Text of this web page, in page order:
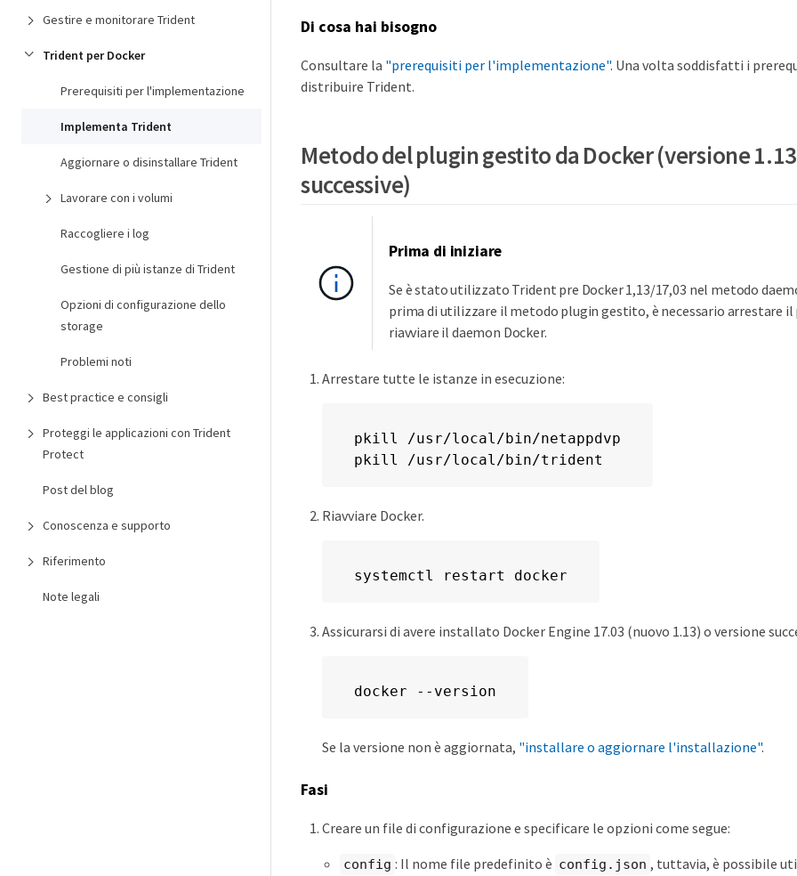
Gestire e monitorare Trident
Trident per Docker
Prerequisiti per l'implementazione
Implementa Trident
Aggiornare o disinstallare Trident
Lavorare con i volumi
Raccogliere i log
Gestione di più istanze di Trident
Opzioni di configurazione dello
storage
Problemi noti
Best practice e consigli
Proteggi le applicazioni con Trident
Protect
Post del blog
Conoscenza e supporto
Riferimento
Note legali
Di cosa hai bisogno
Consultare la "prerequisiti per l'implementazione". Una volta soddisfatti i
distribuire Trident.
Metodo del plugin gestito da Docker (versione
successive)
Prima di iniziare
Se è stato utilizzato Trident pre Docker 1,13/17,03 nel metodo
prima di utilizzare il metodo plugin gestito, è necessario arrestare il
riavviare il daemon Docker.
Arrestare tutte le istanze in esecuzione:
pkill /usr/local/bin/netappdvp
pkill /usr/local/bin/trident
Riavviare Docker.
systemctl restart docker
Assicurarsi di avere installato Docker Engine 17.03 (nuovo 1.13) o versione
docker --version
Se la versione non è aggiornata, "installare o aggiornare l'installazione".
Fasi
Creare un file di configurazione e specificare le opzioni come segue:
config : Il nome file predefinito è config.json , tuttavia, è possibile